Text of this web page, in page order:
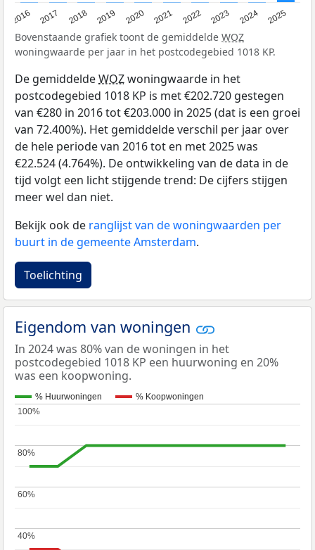
2016 2017 2018 2019 2020 2021 2022 2023 2024 2025
Bovenstaande grafiek toont de gemiddelde WOZ
woningwaarde per jaar in het postcodegebied 1018 KP.
De gemiddeldeWOZwoningwaarde in het
postcodegebied 1018 KP is met €202.720 gestegen
van €280 in 2016 tot €203.000 in 2025 (dat is een groei
van 72.400%). Het gemiddelde verschil per jaar over
de hele periode van 2016 tot en met 2025 was
€22.524 (4.764%). De ontwikkeling van de data in de
tijd volgt een licht stijgende trend: De cijfers stijgen
meer wel dan niet.
Bekijk ook de ranglijst van de woningwaarden per
buurt in de gemeente Amsterdam.
Toelichting
Eigendom van woningen
In 2024 was 80% van de woningen in het
postcodegebied 1018 KP een huurwoning en 20%
was een koopwoning.
% Huurwoningen % Koopwoningen
40%
40%
60%
60%
80%
80%
100%
100%